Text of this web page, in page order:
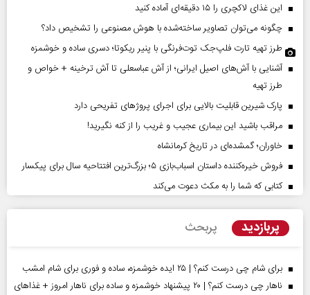
این غذای لاکچری را ۱۵ دقیقه‌ای آماده کنید
چگونه می‌توان تصاویر ساخته‌شده با هوش مصنوعی را تشخیص داد؟
طرز تهیه تارت فلپ‌جک توت‌فرنگی با پنیر ریکوتا؛ دسری ساده و خوشمزه
آشنایی با آش‌های اصیل ایرانی؛ از آش عباسعلی تا آش ترخینه + خواص و
طرز تهیه
پارک شیرین قابلیت‌ بالایی برای اجرای پروژهای تفریحی دارد
مراقب باشید این بیماری عجیب و غریب را از کنه نگیرید!
خاوران؛ گمشده‌ای در تاریخ کرمانشاه
فروش خیره‌کننده داستان اسباب‌بازی ۵؛ بزرگ‌ترین افتتاحیه سال برای پیکسار
کتابی که شما را به مکث دعوت می‌کند
پربازدید پربحث
برای شام چی درست کنم؟ | ۲۵ ایده خوشمزه، ساده و فوری برای شام امشب
ناهار چی درست کنم؟ | ۲۰ پیشنهاد خوشمزه و ساده برای ناهار امروز + غذاهای